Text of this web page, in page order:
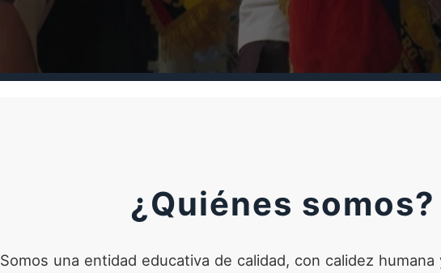
¿Quiénes somos?
Somos una entidad educativa de calidad, con calidez